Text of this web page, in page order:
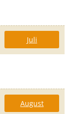
Juli
August